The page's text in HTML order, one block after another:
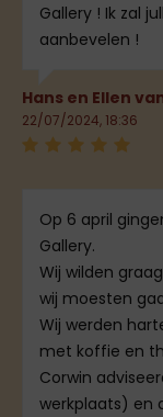
Gallery ! Ik zal
aanbevelen !
Hans en Ellen
22/07/2024, 18:36
Op 6 april
Gallery.
Wij wilden
wij moesten
Wij werden
met koffie en
Corwin
werkplaats) en